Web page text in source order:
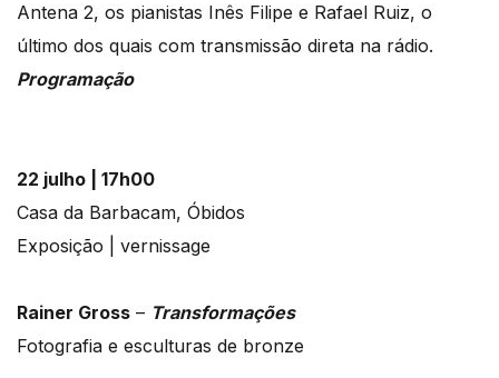
Antena 2, os pianistas Inês Filipe e Rafael Ruiz, o
último dos quais com transmissão direta na rádio.
Programação
22 julho | 17h00
Casa da Barbacam, Óbidos
Exposição | vernissage
Rainer Gross – Transformações
Fotografia e esculturas de bronze